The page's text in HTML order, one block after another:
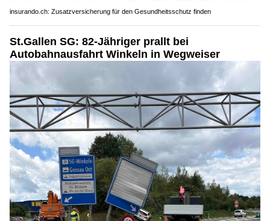
insurando.ch: Zusatzversicherung für den Gesundheitsschutz finden
St.Gallen SG: 82-Jähriger prallt bei
Autobahnausfahrt Winkeln in Wegweiser